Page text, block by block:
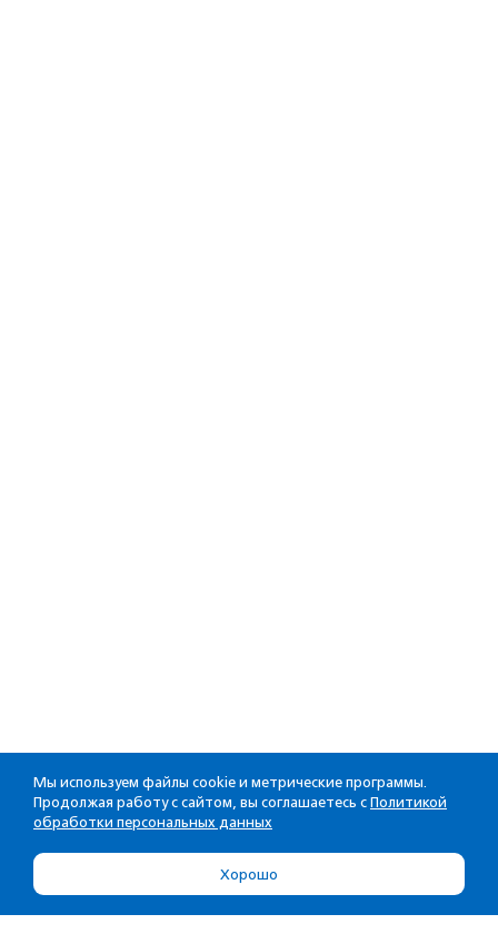
Мы используем файлы cookie и метрические программы.
Продолжая работу с сайтом, вы соглашаетесь с Политикой
обработки персональных данных
Хорошо